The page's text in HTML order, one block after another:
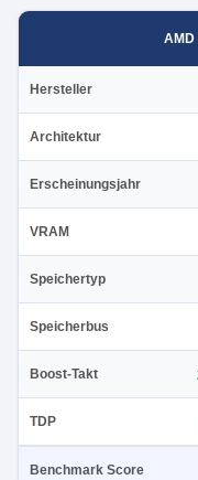
AMD
Hersteller
Architektur
Erscheinungsjahr
VRAM
Speichertyp
Speicherbus
Boost-Takt
TDP
Benchmark Score